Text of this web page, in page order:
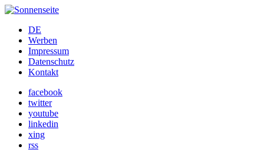
Skip
contentDE
Werben
Impressum
Datenschutz
Kontakt
facebook
twitter
youtube
linkedin
xing
rss